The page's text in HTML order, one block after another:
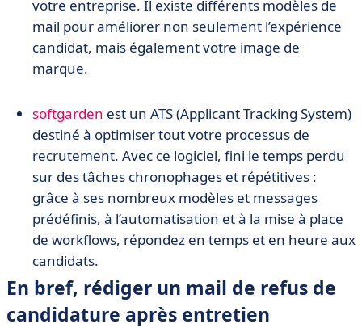
votre entreprise. Il existe différents modèles de
mail pour améliorer non seulement l’expérience
candidat, mais également votre image de
marque.
softgarden est un ATS (Applicant Tracking System)
destiné à optimiser tout votre processus de
recrutement. Avec ce logiciel, fini le temps perdu
sur des tâches chronophages et répétitives :
grâce à ses nombreux modèles et messages
prédéfinis, à l’automatisation et à la mise à place
de workflows, répondez en temps et en heure aux
candidats.
En bref, rédiger un mail de refus de
candidature après entretien